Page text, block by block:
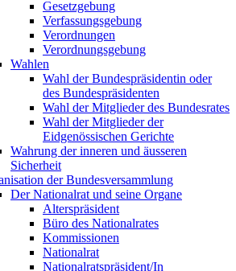
Gesetzgebung
Verfassungsgebung
Verordnungen
Verordnungsgebung
Wahlen
Wahl der Bundespräsidentin oder
des Bundespräsidenten
Wahl der Mitglieder des Bundesrates
Wahl der Mitglieder der
Eidgenössischen Gerichte
Wahrung der inneren und äusseren
Sicherheit
der Bundesversammlung
Der Nationalrat und seine Organe
Alterspräsident
Büro des Nationalrates
Kommissionen
Nationalrat
Nationalratspräsident/In